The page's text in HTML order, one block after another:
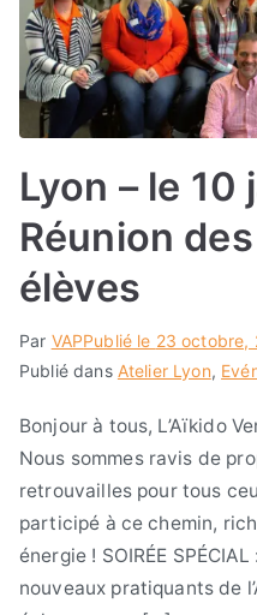
Lyon – le
Réunion
élèves
Par VAPPublié le 23 octobre,
Publié dans Atelier Lyon,
Bonjour à tous, L’Aïkido
Nous sommes ravis de
retrouvailles pour tous
participé à ce chemin,
énergie ! SOIRÉE
nouveaux pratiquants de